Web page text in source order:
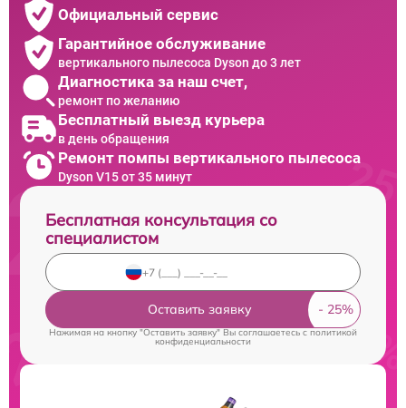
Официальный сервис
Гарантийное обслуживание
вертикального пылесоса Dyson до 3 лет
Диагностика за наш счет,
ремонт по желанию
Бесплатный выезд курьера
в день обращения
Ремонт помпы вертикального пылесоса
Dyson V15 от 35 минут
Бесплатная консультация со
специалистом
Оставить заявку
Нажимая на кнопку "Оставить заявку" Вы соглашаетесь cполитикой
конфиденциальности